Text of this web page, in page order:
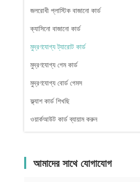
জলরোধী প্লাস্টিক বাজানো কার্ড
ক্যাসিনো বাজানো কার্ড
মুদ্রণযোগ্য ট্যারোট কার্ড
মুদ্রণযোগ্য গেম কার্ড
মুদ্রণযোগ্য বোর্ড গেমস
ফ্ল্যাশ কার্ড শিখছি
ওয়ার্কআউট কার্ড ব্যায়াম করুন
আমাদের সাথে যোগাযোগ